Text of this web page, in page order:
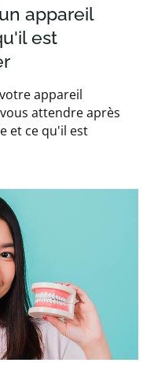
appareil
est
appareil
attendre après
et ce qu'il est